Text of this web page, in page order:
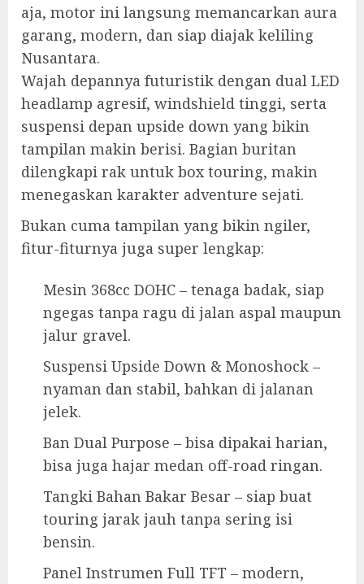
aja, motor ini langsung memancarkan aura
garang, modern, dan siap diajak keliling
Nusantara.
Wajah depannya futuristik dengan dual LED
headlamp agresif, windshield tinggi, serta
suspensi depan upside down yang bikin
tampilan makin berisi. Bagian buritan
dilengkapi rak untuk box touring, makin
menegaskan karakter adventure sejati.
Bukan cuma tampilan yang bikin ngiler,
fitur-fiturnya juga super lengkap:
Mesin 368cc DOHC – tenaga badak, siap
ngegas tanpa ragu di jalan aspal maupun
jalur gravel.
Suspensi Upside Down & Monoshock –
nyaman dan stabil, bahkan di jalanan
jelek.
Ban Dual Purpose – bisa dipakai harian,
bisa juga hajar medan off-road ringan.
Tangki Bahan Bakar Besar – siap buat
touring jarak jauh tanpa sering isi
bensin.
Panel Instrumen Full TFT – modern,